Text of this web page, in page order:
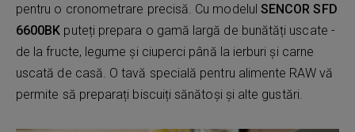
pentru o cronometrare precisă. Cu modelul SENCOR SFD
6600BK puteți prepara o gamă largă de bunătăți uscate -
de la fructe, legume și ciuperci până la ierburi și carne
uscată de casă. O tavă specială pentru alimente RAW vă
permite să preparați biscuiți sănătoși și alte gustări.